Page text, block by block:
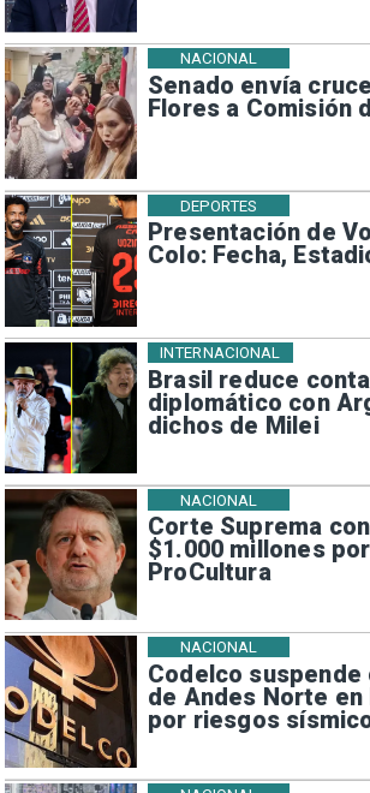
Senado envía
Flores a Comisión
NACIONAL
Presentación de
Colo: Fecha,
DEPORTES
Brasil reduce
diplomático con
dichos de Milei
INTERNACIONAL
Corte Suprema
$1.000 millones
ProCultura
NACIONAL
Codelco
de Andes Norte en
por riesgos
NACIONAL